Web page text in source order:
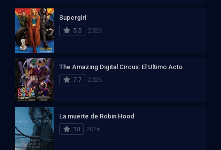
Supergirl
5.5
2026
The Amazing Digital Circus: El Ultimo Acto
7.7
2026
La muerte de Robin Hood
10
2026